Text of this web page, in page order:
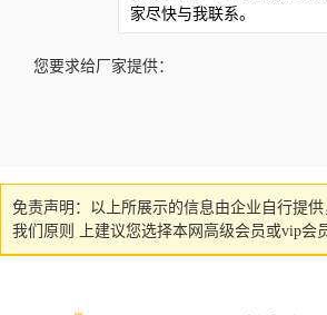
您要求给厂家提供：
免责声明：以上所展示的信息由企业自行提
我们原则 上建议您选择本网高级会员或vip会